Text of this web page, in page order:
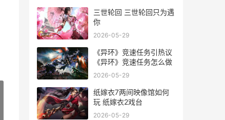
三世轮回 三世轮回只为遇
你
2026-05-29
《异环》竞速任务引热议
《异环》竞速任务怎么做
2026-05-29
纸嫁衣7两间映像馆如何
玩 纸嫁衣2戏台
2026-05-29